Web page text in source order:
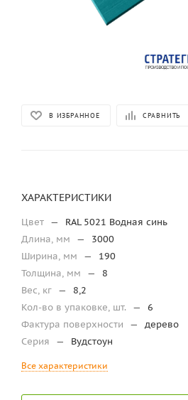
В ИЗБРАННОЕ СРАВНИТЬ
ХАРАКТЕРИСТИКИ
Цвет —
RAL 5021 Водная синь
Длина, мм
—
3000
Ширина, мм
—
190
Толщина, мм
—
8
Вес, кг —
8,2
Кол-во в упаковке, шт.
—
6
Фактура поверхности
—
дерево
Серия
— Вудстоун
Все характеристики